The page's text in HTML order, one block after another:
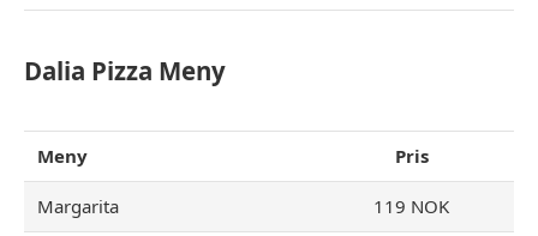
Dalia Pizza Meny
Meny Pris
Margarita 119 NOK